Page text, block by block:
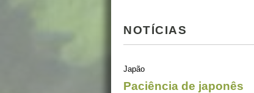
NOTÍCIAS
Japão
Paciência de japonês